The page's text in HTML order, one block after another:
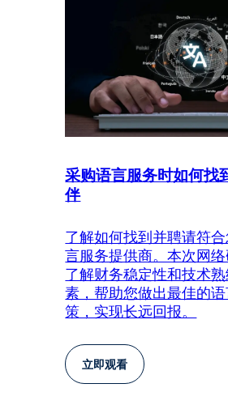
采购语言服务时如何找
伴
了解如何找到并聘请符
言服务提供商。本次网
了解财务稳定性和技术
素，帮助您做出最佳的
策，实现长远回报。
立即观看